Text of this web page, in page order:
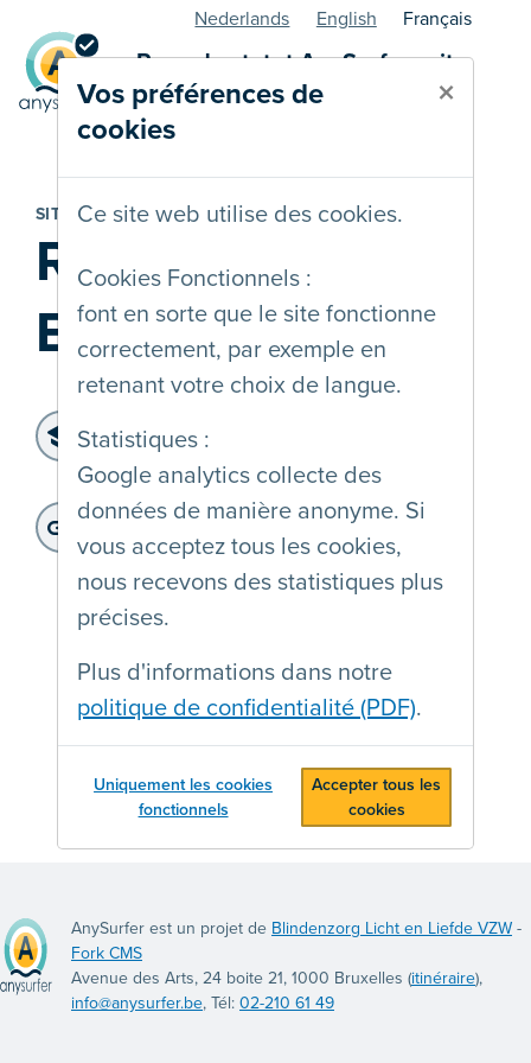
Vos préférences de
cookies
×
Ce site web utilise des cookies.
Cookies Fonctionnels :
font en sorte que le site fonctionne
correctement, par exemple en
retenant votre choix de langue.
Statistiques :
Google analytics collecte des
données de manière anonyme. Si
vous acceptez tous les cookies,
nous recevons des statistiques plus
précises.
Plus d'informations dans notre
politique de confidentialité (PDF).
Uniquement les cookies
fonctionnels
Accepter tous les
cookies
Page de statut AnySurfer - site
web
Nederlands English Français
SITE WEB
Réseau Santé
Bruxellois
Niveau d'accessibilité:
WCAG 2.1 AA
Dernier audit:: 28-02-2025
Adresse du site web:
https://brusselshealthnetwork.be
AnySurfer est un projet de Blindenzorg Licht en Liefde VZW -
Fork CMS
Avenue des Arts, 24 boite 21, 1000 Bruxelles (itinéraire),
info@anysurfer.be, Tél:02-210 61 49